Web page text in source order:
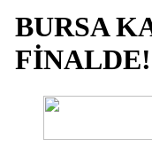
BURSA
FİNALDE!